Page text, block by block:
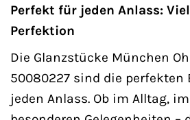
Perfekt für jeden Anlass:
Perfektion
Die Glanzstücke München
50080227 sind die perfekten
jeden Anlass. Ob im Alltag,